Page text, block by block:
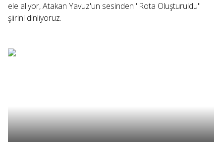
ele alıyor, Atakan Yavuz'un sesinden "Rota Oluşturuldu"
şiirini dinliyoruz.